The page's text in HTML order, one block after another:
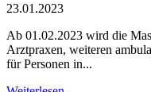
23.01.2023
Ab 01.02.2023 wird die
Arztpraxen, weiteren
für Personen in...